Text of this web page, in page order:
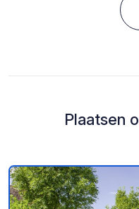
Plaatsen